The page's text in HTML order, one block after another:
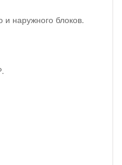
и наружного блоков.